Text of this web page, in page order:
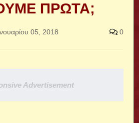
ΠΡΩΤΑ;
05, 2018 0
Advertisement